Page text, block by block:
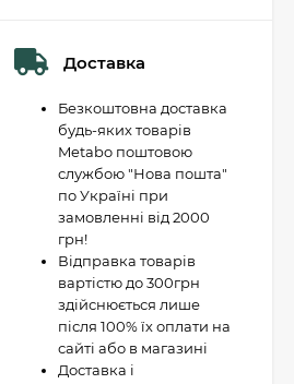
Доставка
Безкоштовна доставка
будь-яких товарів
Metabo поштовою
службою "Нова пошта"
по Україні при
замовленні від 2000
грн!
Відправка товарів
вартістю до 300грн
здійснюється лише
після 100% їх оплати на
сайті або в магазині
Доставка і